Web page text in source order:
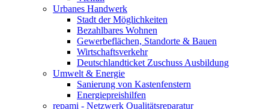
Urbanes Handwerk
Stadt der Möglichkeiten
Bezahlbares Wohnen
Gewerbeflächen, Standorte & Bauen
Wirtschaftsverkehr
Deutschlandticket Zuschuss Ausbildung
Umwelt & Energie
Sanierung von Kastenfenstern
Energiepreishilfen
repami - Netzwerk Qualitätsreparatur